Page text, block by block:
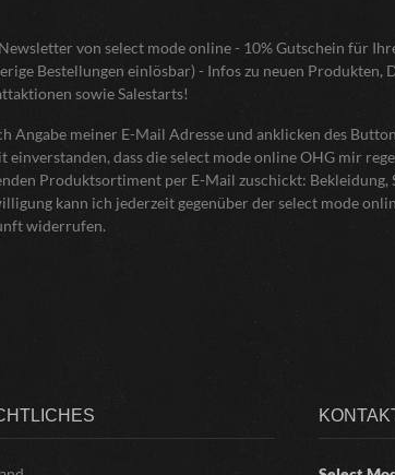
von select mode online - 10% Gutschein für
Bestellungen einlösbar) - Infos zu neuen Produkten,
sowie Salestarts!
Angabe meiner E-Mail Adresse und anklicken des
einverstanden, dass die select mode online OHG mir
Produktsortiment per E-Mail zuschickt: Bekleidung,
kann ich jederzeit gegenüber der select mode
widerrufen.